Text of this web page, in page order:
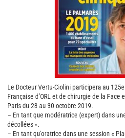
Le Docteur Vertu-Ciolini participera au
Française d’ORL et de chirurgie de la Face
Paris du 28 au 30 octobre 2019.
– En tant que modératrice (expert) dans
décollées ».
– En tant qu’oratrice dans une session «